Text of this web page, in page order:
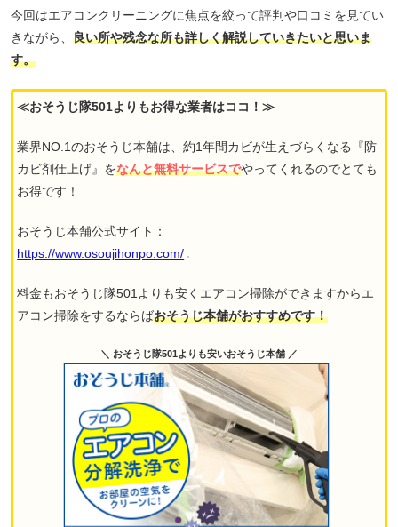
今回はエアコンクリーニングに焦点を絞って評判や口コミを見てい
きながら、 良い所や残念な所も詳しく解説していきたいと思いま
す。
≪おそうじ隊501よりもお得な業者はココ！≫
業界NO.1のおそうじ本舗は、約1年間カビが生えづらくなる『防
カビ剤仕上げ』をなんと無料サービスでやってくれるのでとても
お得です！
おそうじ本舗公式サイト：
https://www.osoujihonpo.com/
料金もおそうじ隊501よりも安くエアコン掃除ができますからエ
アコン掃除をするならばおそうじ本舗がおすすめです！
＼ おそうじ隊501よりも安いおそうじ本舗 ／